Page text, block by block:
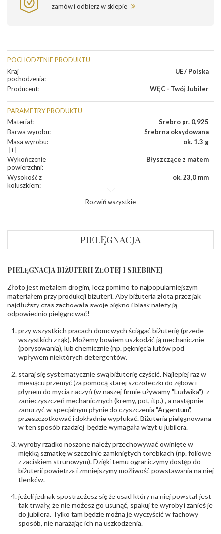
zamów i odbierz w sklepie
POCHODZENIE PRODUKTU
Kraj
pochodzenia:
UE / Polska
Producent: WĘC - Twój Jubiler
PARAMETRY PRODUKTU
Materiał:
Srebro pr. 0,925
Barwa wyrobu:
Srebrna oksydowana
Masa wyrobu: ok. 1.3 g
Wykończenie
powierzchni:
Błyszczące z matem
Wysokość z
koluszkiem:
ok. 23,0 mm
679-25-92-107; sklep@wec.com.pl
- rodzaj
Nie nadaje się dla dzieci w wieku poniżej 3 lat
Rozwiń wszystkie
PIELĘGNACJA
PIELĘGNACJA BIŻUTERII ZŁOTEJ I SREBRNEJ
Złoto jest metalem drogim, lecz pomimo to najpopularniejszym
materiałem przy produkcji biżuterii. Aby biżuteria złota przez jak
najdłuższy czas zachowała swoje piękno i blask należy ją
odpowiednio pielęgnować!
przy wszystkich pracach domowych ściągać biżuterię (przede
wszystkich z rąk). Możemy bowiem uszkodzić ją mechanicznie
(porysowania), lub chemicznie (np. pęknięcia lutów pod
wpływem niektórych detergentów.
staraj się systematycznie swą biżuterię czyścić. Najlepiej raz w
miesiącu przemyć (za pomocą starej szczoteczki do zębów i
płynem do mycia naczyń (w naszej firmie używamy "Ludwika") z
zanieczyszczeń mechanicznych (kremy, pot, itp.) , a następnie
zanurzyć w specjalnym płynie do czyszczenia "Argentum",
przeszczotkować i dokładnie wypłukać. Biżuteria pielęgnowana
w ten sposób rzadziej będzie wymagała wizyt u jubilera.
wyroby rzadko noszone należy przechowywać owinięte w
miękką szmatkę w szczelnie zamkniętych torebkach (np. foliowe
z zaciskiem strunowym). Dzięki temu ograniczymy dostęp do
biżuterii powietrza i zmniejszymy możliwość powstawania na niej
tlenków.
jeżeli jednak spostrzeżesz się że osad który na niej powstał jest
tak trwały, że nie możesz go usunąć, spakuj te wyroby i zanieś je
do jubilera. Tylko tam będzie można je wyczyścić w fachowy
sposób, nie narażając ich na uszkodzenia.